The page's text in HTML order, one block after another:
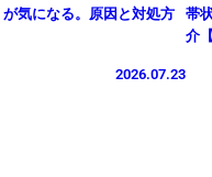
気になる。原因と対処方
2026.07.23
帯
介